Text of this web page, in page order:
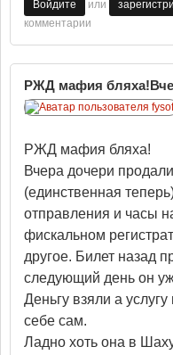
Войдите или
комментарии
РЖД мафия
РЖД мафия бляха!
Вчера дочери
(единственная
отправления и часы
фискальном
другое. Билет назад
следующий день он
Деньгу взяли а
себе сам.
Ладно хоть она в